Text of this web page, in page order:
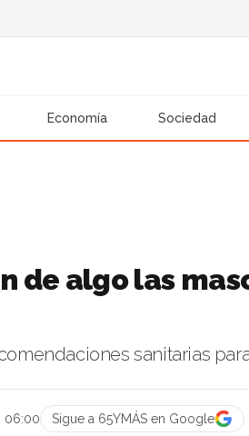
Economía Sociedad
de algo las
sanitarias
06:00 Sigue a 65YMÁS en Google